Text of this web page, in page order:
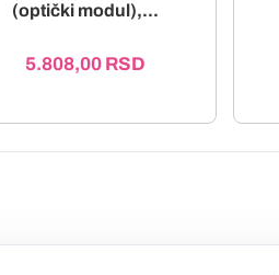
(optički modul),...
5.808,00 RSD